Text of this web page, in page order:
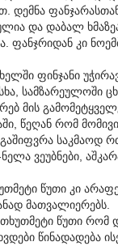
დემნა
და დაბალ
ფანჯრიდან კი
ფინჯანი
სამზარეულოში
მის
წეღან რომ
გაშიფვრა საკმაოდ
ვეუბნები,
წუთი კი
მათვალიერებს.
წუთი რომ
წინადადება